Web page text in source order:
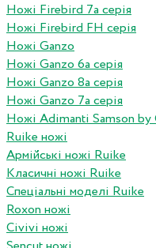
Ножі Firebird 7а серія
Ножі Firebird FH серія
Ножі Ganzo
Ножі Ganzo 6а серія
Ножі Ganzo 8а серія
Ножі Ganzo 7а серія
Ножі Adimanti Samson by
Ruike ножі
Армійські ножі Ruike
Класичні ножі Ruike
Спеціальні моделі Ruike
Roxon ножi
Civivi ножі